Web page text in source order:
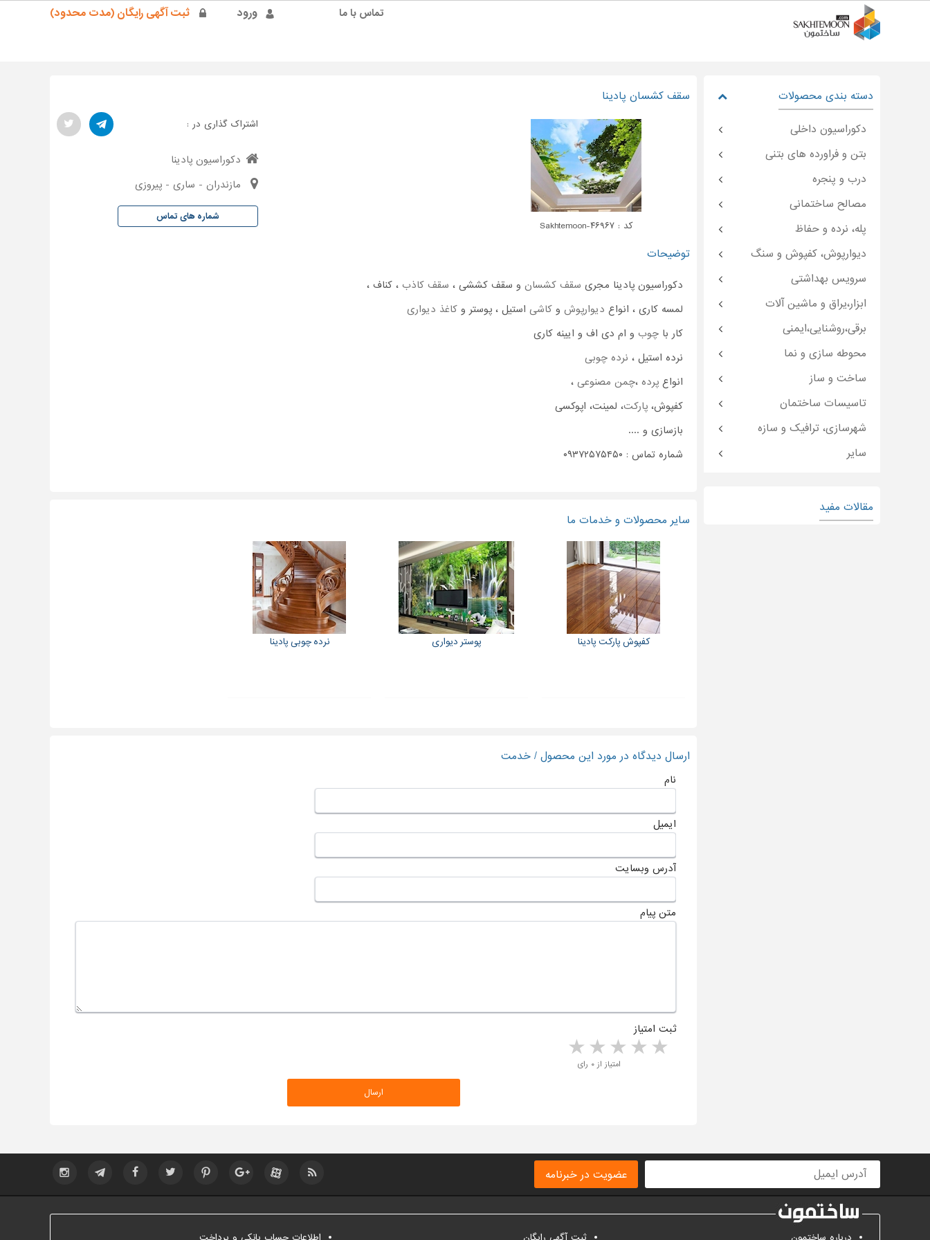
ورود ثبت آگهی رایگان (مدت محدود) تماس با ما
سقف کشسان پادینا
کد : Sakhtemoon-۴۶۹۶۷
توضیحات
دکوراسیون پادینا مجری سقف کشسان و سقف کششی ، سقف کاذب ، کناف ،
لمسه کاری ، انواع دیوارپوش و کاشی استیل ، پوستر و کاغذ دیواری
کار با چوب و ام دی اف و ایینه کاری
نرده استیل ، نرده چوبی
انواع پرده ،چمن مصنوعی ،
کفپوش، پارکت، لمینت، اپوکسی
بازسازی و ....
شماره تماس : ۰۹۳۷۲۵۷۵۴۵۰
اشتراک گذاری در :
دکوراسیون پادینا
مازندران - ساری - پیروزی
شماره های تماس
سایر محصولات و خدمات ما
کفپوش پارکت پادینا پوستر دیواری نرده چوبی پادینا
ارسال دیدگاه در مورد این محصول / خدمت
نام
ایمیل
آدرس وبسایت
متن پیام
ثبت امتیاز
4 stars 3 stars 2 stars 1 star امتیاز از ۰ رای
دسته بندی محصولات
دکوراسیون داخلی
بتن و فراورده های بتنی
درب و پنجره
مصالح ساختمانی
پله، نرده و حفاظ
دیوارپوش، کفپوش و سنگ
سرویس بهداشتی
ابزار،یراق و ماشین آلات
برقی،روشنایی،ایمنی
محوطه سازی و نما
ساخت و ساز
تاسیسات ساختمان
شهرسازی، ترافیک و سازه
سایر
مقالات مفید
عضویت در خبرنامه